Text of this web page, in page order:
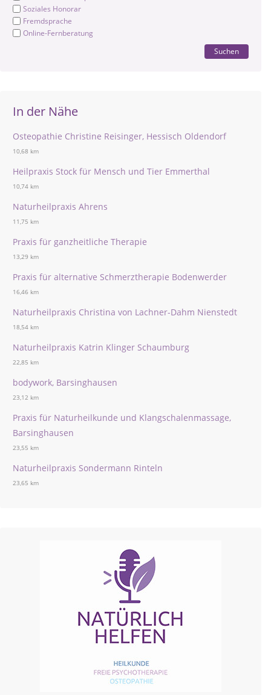
Soziales Honorar
Fremdsprache
Online-Fernberatung
Suchen
In der Nähe
Osteopathie Christine Reisinger, Hessisch Oldendorf
10,68 km
Heilpraxis Stock für Mensch und Tier Emmerthal
10,74 km
Naturheilpraxis Ahrens
11,75 km
Praxis für ganzheitliche Therapie
13,29 km
Praxis für alternative Schmerztherapie Bodenwerder
16,46 km
Naturheilpraxis Christina von Lachner-Dahm Nienstedt
18,54 km
Naturheilpraxis Katrin Klinger Schaumburg
22,85 km
bodywork, Barsinghausen
23,12 km
Praxis für Naturheilkunde und Klangschalenmassage,
Barsinghausen
23,55 km
Naturheilpraxis Sondermann Rinteln
23,65 km